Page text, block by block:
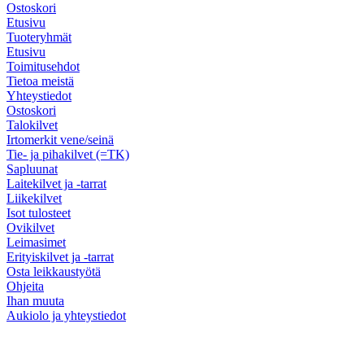
Ostoskori
Etusivu
Tuoteryhmät
Etusivu
Toimitusehdot
Tietoa meistä
Yhteystiedot
Ostoskori
Talokilvet
Irtomerkit vene/seinä
Tie- ja pihakilvet (=TK)
Sapluunat
Laitekilvet ja -tarrat
Liikekilvet
Isot tulosteet
Ovikilvet
Leimasimet
Erityiskilvet ja -tarrat
Osta leikkaustyötä
Ohjeita
Ihan muuta
Aukiolo ja yhteystiedot